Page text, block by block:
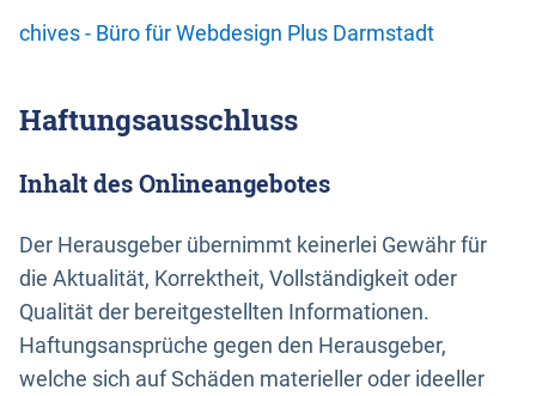
chives - Büro für Webdesign Plus Darmstadt
Haftungsausschluss
Inhalt des Onlineangebotes
Der Herausgeber übernimmt keinerlei Gewähr für
die Aktualität, Korrektheit, Vollständigkeit oder
Qualität der bereitgestellten Informationen.
Haftungsansprüche gegen den Herausgeber,
welche sich auf Schäden materieller oder ideeller